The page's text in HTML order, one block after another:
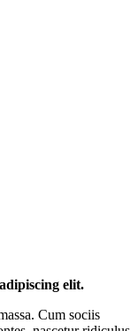
elit.
Cum sociis